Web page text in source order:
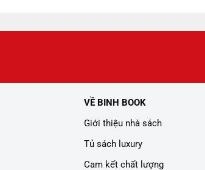
VỀ BINH BOOK
Giới thiệu nhà sách
Tủ sách luxury
Cam kết chất lượng